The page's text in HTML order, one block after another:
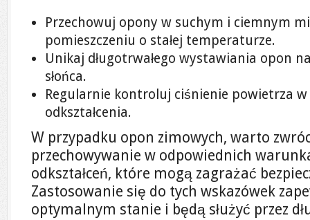
Przechowuj opony w suchym i ciemnym
pomieszczeniu o stałej temperaturze.
Unikaj długotrwałego wystawiania opon
słońca.
Regularnie kontroluj ciśnienie powietrza
odkształcenia.
W przypadku opon zimowych, warto
przechowywanie w odpowiednich
odkształceń, które mogą zagrażać
Zastosowanie się do tych wskazówek
optymalnym stanie i będą służyć przez